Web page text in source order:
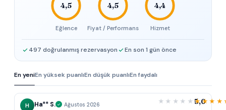
4,5
Eğlence
4,5
Fiyat / Performans
4,4
Hizmet
497 doğrulanmış rezervasyon En son 1 gün önce
En yeniEn yüksek puanlıEn düşük puanlıEn faydalı
H Ha** S. Ağustos 2026 5,0